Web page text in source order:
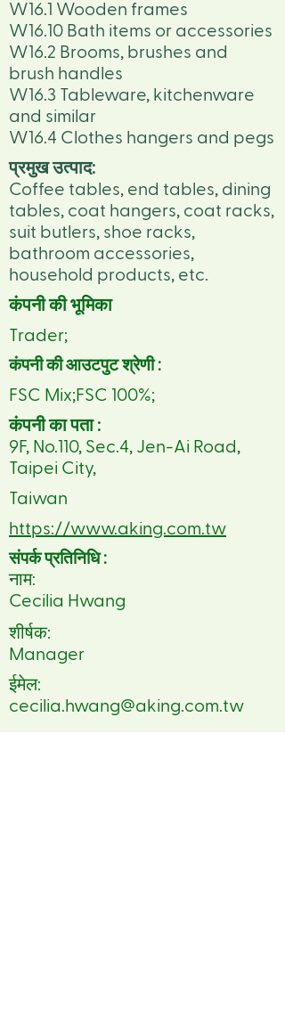
W16.1 Wooden frames
W16.10 Bath items or accessories
W16.2 Brooms, brushes and
brush handles
W16.3 Tableware, kitchenware
and similar
W16.4 Clothes hangers and pegs
प्रमुख उत्पाद:
Coffee tables, end tables, dining
tables, coat hangers, coat racks,
suit butlers, shoe racks,
bathroom accessories,
household products, etc.
कंपनी की भूमिका
Trader;
कंपनी की आउटपुट श्रेणी :
FSC Mix;FSC 100%;
कंपनी का पता :
9F, No.110, Sec.4, Jen-Ai Road,
Taipei City,
Taiwan
https://www.aking.com.tw
संपर्क प्रतिनिधि :
नाम:
Cecilia Hwang
शीर्षक:
Manager
ईमेल:
cecilia.hwang@aking.com.tw